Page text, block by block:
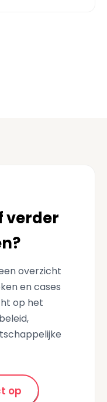
verder
overzicht
en cases
op het
op